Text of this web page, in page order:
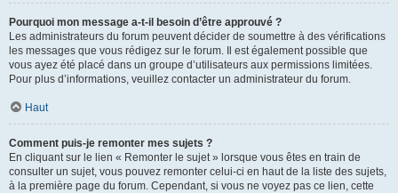
Pourquoi mon message a-t-il besoin d’être approuvé ?
Les administrateurs du forum peuvent décider de soumettre à des vérifications
les messages que vous rédigez sur le forum. Il est également possible que
vous ayez été placé dans un groupe d’utilisateurs aux permissions limitées.
Pour plus d’informations, veuillez contacter un administrateur du forum.
Haut
Comment puis-je remonter mes sujets ?
En cliquant sur le lien « Remonter le sujet » lorsque vous êtes en train de
consulter un sujet, vous pouvez remonter celui-ci en haut de la liste des sujets,
à la première page du forum. Cependant, si vous ne voyez pas ce lien, cette